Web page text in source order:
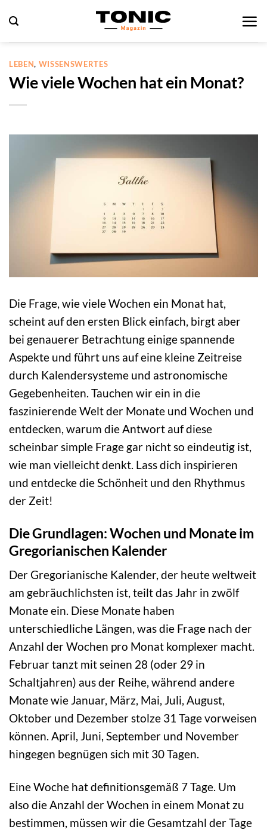
Inhalt
springen
LEBEN, WISSENSWERTES
Wie viele Wochen hat ein Monat?
Die Frage, wie viele Wochen ein Monat hat,
scheint auf den ersten Blick einfach, birgt aber
bei genauerer Betrachtung einige spannende
Aspekte und führt uns auf eine kleine Zeitreise
durch Kalendersysteme und astronomische
Gegebenheiten. Tauchen wir ein in die
faszinierende Welt der Monate und Wochen und
entdecken, warum die Antwort auf diese
scheinbar simple Frage gar nicht so eindeutig ist,
wie man vielleicht denkt. Lass dich inspirieren
und entdecke die Schönheit und den Rhythmus
der Zeit!
Die Grundlagen: Wochen und Monate im
Gregorianischen Kalender
Der Gregorianische Kalender, der heute weltweit
am gebräuchlichsten ist, teilt das Jahr in zwölf
Monate ein. Diese Monate haben
unterschiedliche Längen, was die Frage nach der
Anzahl der Wochen pro Monat komplexer macht.
Februar tanzt mit seinen 28 (oder 29 in
Schaltjahren) aus der Reihe, während andere
Monate wie Januar, März, Mai, Juli, August,
Oktober und Dezember stolze 31 Tage vorweisen
können. April, Juni, September und November
hingegen begnügen sich mit 30 Tagen.
Eine Woche hat definitionsgemäß 7 Tage. Um
also die Anzahl der Wochen in einem Monat zu
bestimmen, müssen wir die Gesamtzahl der Tage